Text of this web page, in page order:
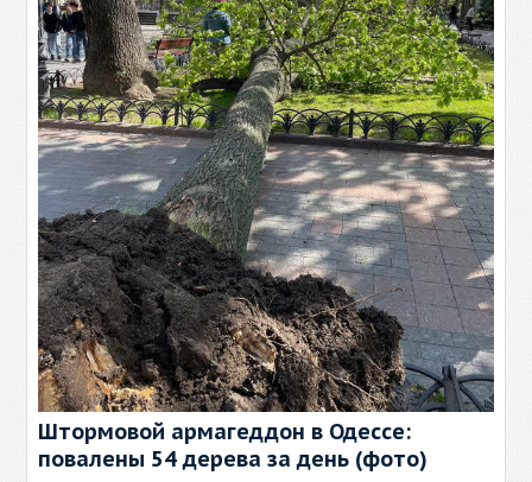
Штормовой армагеддон в Одессе:
повалены 54 дерева за день (фото)